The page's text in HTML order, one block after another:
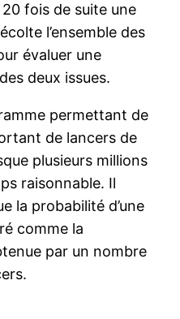
fois de suite une
l’ensemble des
évaluer une
deux issues.
permettant de
de lancers de
plusieurs millions
raisonnable. Il
la probabilité d’une
comme la
par un nombre